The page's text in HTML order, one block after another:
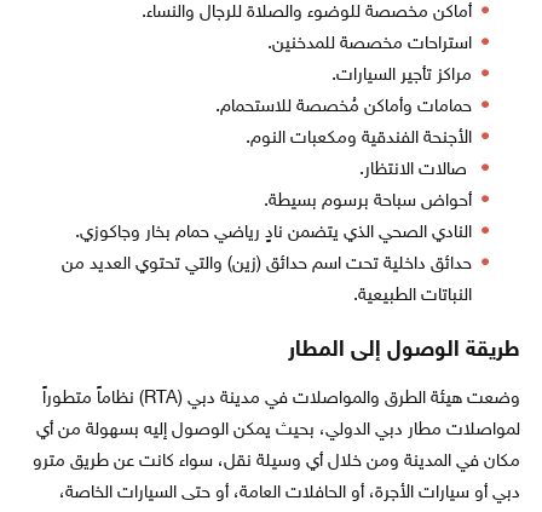
أماكن مخصصة للوضوء والصلاة للرجال والنساء.
استراحات مخصصة للمدخنين.
مراكز تأجير السيارات.
حمامات وأماكن مُخصصة للاستحمام.
الأجنحة الفندقية ومكعبات النوم.
صالات الانتظار.
أحواض سباحة برسوم بسيطة.
النادي الصحي الذي يتضمن نادٍ رياضي حمام بخار وجاكوزي.
حدائق داخلية تحت اسم حدائق (زين) والتي تحتوي العديد من
النباتات الطبيعية.
طريقة الوصول إلى المطار
وضعت هيئة الطرق والمواصلات في مدينة دبي (RTA) نظاماً متطوراً
لمواصلات مطار دبي الدولي، بحيث يمكن الوصول إليه بسهولة من أي
مكان في المدينة ومن خلال أي وسيلة نقل، سواء كانت عن طريق مترو
دبي أو سيارات الأجرة، أو الحافلات العامة، أو حتى السيارات الخاصة،